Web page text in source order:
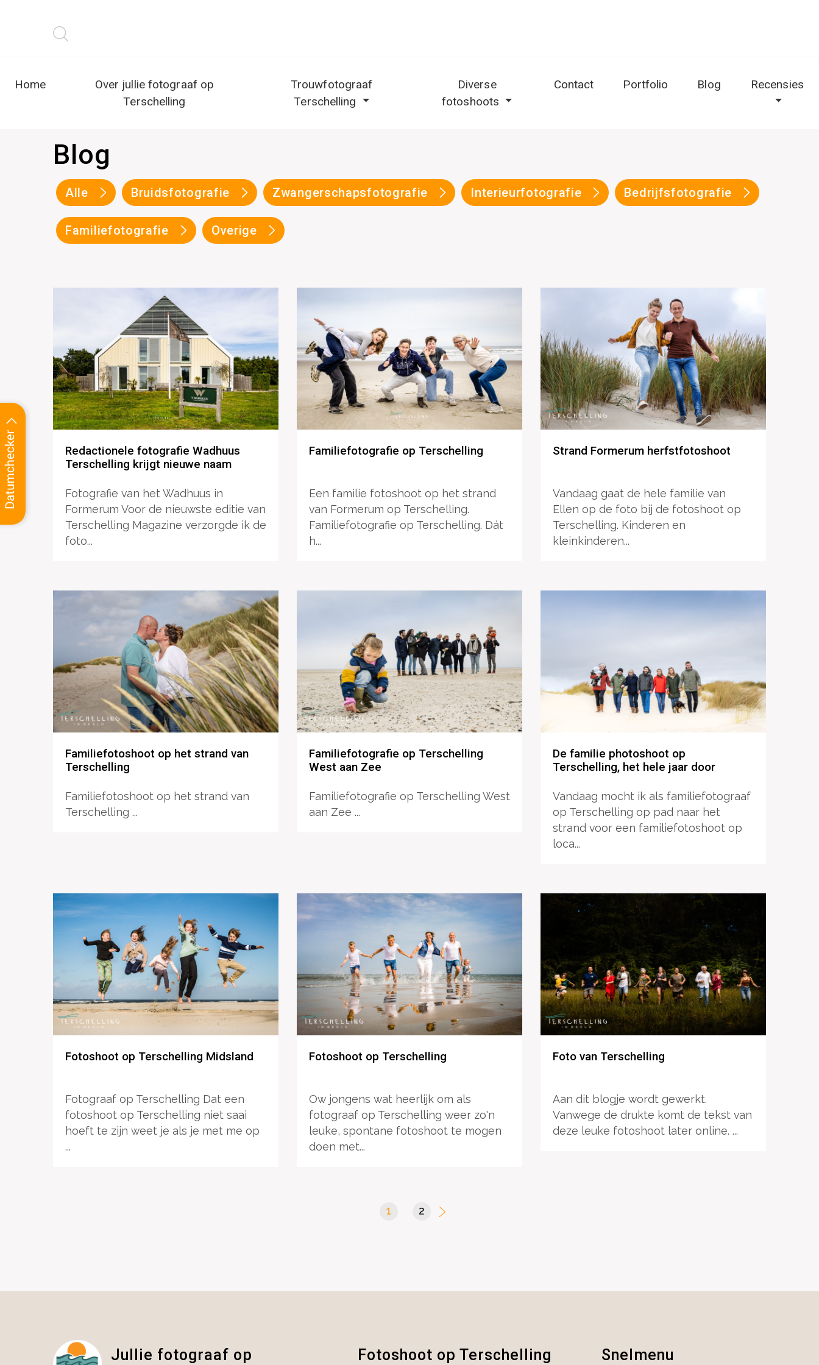
Home
Over jullie fotograaf op
Terschelling
Trouwfotograaf
Terschelling
Diverse
fotoshoots
Contact Portfolio Blog Recensies
Blog
Alle Bruidsfotografie Zwangerschapsfotografie Interieurfotografie Bedrijfsfotografie
Familiefotografie Overige
Redactionele fotografie Wadhuus
Terschelling krijgt nieuwe naam
Fotografie van het Wadhuus in
Formerum Voor de nieuwste editie van
Terschelling Magazine verzorgde ik de
foto...
Familiefotografie op Terschelling
Een familie fotoshoot op het strand
van Formerum op Terschelling.
Familiefotografie op Terschelling. Dát
h...
Strand Formerum herfstfotoshoot
Vandaag gaat de hele familie van
Ellen op de foto bij de fotoshoot op
Terschelling. Kinderen en
kleinkinderen...
Familiefotoshoot op het strand van
Terschelling
Familiefotoshoot op het strand van
Terschelling ...
Familiefotografie op Terschelling
West aan Zee
Familiefotografie op Terschelling West
aan Zee ...
De familie photoshoot op
Terschelling, het hele jaar door
Vandaag mocht ik als familiefotograaf
op Terschelling op pad naar het
strand voor een familiefotoshoot op
loca...
Fotoshoot op Terschelling Midsland
Fotograaf op Terschelling Dat een
fotoshoot op Terschelling niet saai
hoeft te zijn weet je als je met me op
...
Fotoshoot op Terschelling
Ow jongens wat heerlijk om als
fotograaf op Terschelling weer zo'n
leuke, spontane fotoshoot te mogen
doen met...
Foto van Terschelling
Aan dit blogje wordt gewerkt.
Vanwege de drukte komt de tekst van
deze leuke fotoshoot later online. ...
1 (current)
2
Jullie fotograaf op
Fotoshoot op Terschelling Snelmenu